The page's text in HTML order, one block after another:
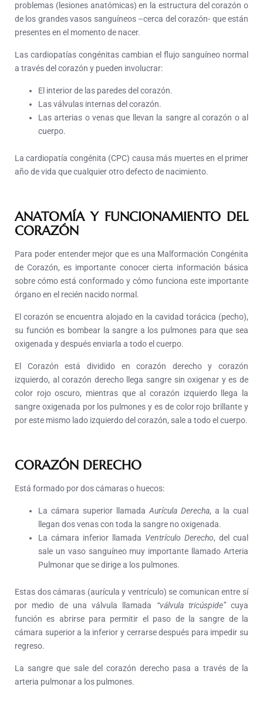
problemas (lesiones anatómicas) en la estructura del corazón o
de los grandes vasos sanguíneos –cerca del corazón- que están
presentes en el momento de nacer.
Las cardiopatías congénitas cambian el flujo sanguíneo normal
a través del corazón y pueden involucrar:
El interior de las paredes del corazón.
Las válvulas internas del corazón.
Las arterias o venas que llevan la sangre al corazón o al
cuerpo.
La cardiopatía congénita (CPC) causa más muertes en el primer
año de vida que cualquier otro defecto de nacimiento.
ANATOMÍA Y FUNCIONAMIENTO DEL
CORAZÓN
Para poder entender mejor que es una Malformación Congénita
de Corazón, es importante conocer cierta información básica
sobre cómo está conformado y cómo funciona este importante
órgano en el recién nacido normal.
El corazón se encuentra alojado en la cavidad torácica (pecho),
su función es bombear la sangre a los pulmones para que sea
oxigenada y después enviarla a todo el cuerpo.
El Corazón está dividido en corazón derecho y corazón
izquierdo, al corazón derecho llega sangre sin oxigenar y es de
color rojo oscuro, mientras que al corazón izquierdo llega la
sangre oxigenada por los pulmones y es de color rojo brillante y
por este mismo lado izquierdo del corazón, sale a todo el cuerpo.
CORAZÓN DERECHO
Está formado por dos cámaras o huecos:
La cámara superior llamadaAurícula Derecha, a la cual
llegan dos venas con toda la sangre no oxigenada.
La cámara inferior llamada Ventrículo Derecho, del cual
sale un vaso sanguíneo muy importante llamado Arteria
Pulmonar que se dirige a los pulmones.
Estas dos cámaras (aurícula y ventrículo) se comunican entre sí
por medio de una válvula llamada “válvula tricúspide”cuya
función es abrirse para permitir el paso de la sangre de la
cámara superior a la inferior y cerrarse después para impedir su
regreso.
La sangre que sale del corazón derecho pasa a través de la
arteria pulmonar a los pulmones.